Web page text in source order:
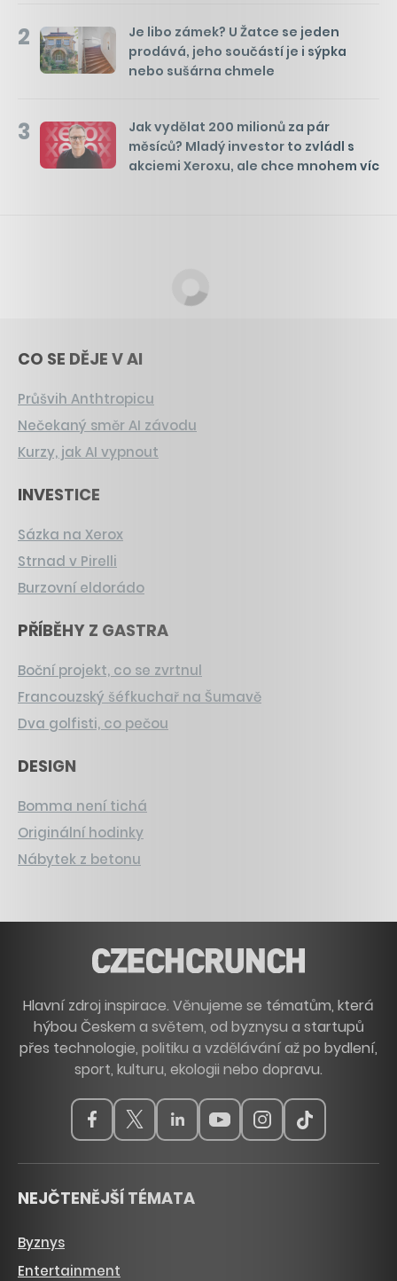
2
Je libo zámek? U Žatce se jeden
prodává, jeho součástí je i sýpka
nebo sušárna chmele
3
Jak vydělat 200 milionů za pár
měsíců? Mladý investor to zvládl s
akciemi Xeroxu, ale chce mnohem víc
CO SE DĚJE V AI
Průšvih Anthtropicu
Nečekaný směr AI závodu
Kurzy, jak AI vypnout
INVESTICE
Sázka na Xerox
Strnad v Pirelli
Burzovní eldorádo
PŘÍBĚHY Z GASTRA
Boční projekt, co se zvrtnul
Francouzský šéfkuchař na Šumavě
Dva golfisti, co pečou
DESIGN
Bomma není tichá
Originální hodinky
Nábytek z betonu
Hlavní zdroj inspirace. Věnujeme se tématům, která
hýbou Českem a světem, od byznysu a startupů
přes technologie, politiku a vzdělávání až po bydlení,
sport, kulturu, ekologii nebo dopravu.
NEJČTENĚJŠÍ TÉMATA
Byznys
Entertainment